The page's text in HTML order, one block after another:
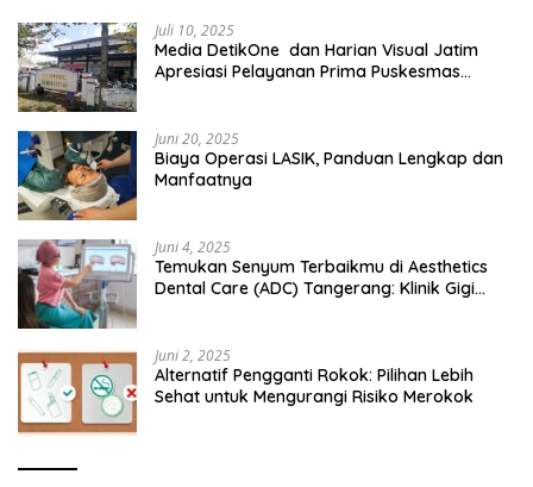
Juli 10, 2025
Media DetikOne dan Harian Visual Jatim
Apresiasi Pelayanan Prima Puskesmas
Juni 20, 2025
Biaya Operasi LASIK, Panduan Lengkap dan
Manfaatnya
Juni 4, 2025
Temukan Senyum Terbaikmu di Aesthetics
Dental Care (ADC) Tangerang: Klinik Gigi
Juni 2, 2025
Alternatif Pengganti Rokok: Pilihan Lebih
Sehat untuk Mengurangi Risiko Merokok